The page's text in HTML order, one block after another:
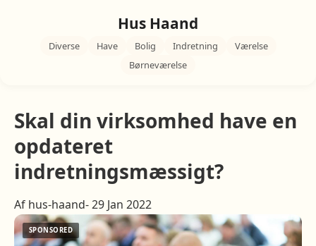
Hus Haand
Diverse Have Bolig Indretning
Værelse
Børneværelse
Skal din virksomhed have en
opdateret
indretningsmæssigt?
Af hus-haand- 29 Jan 2022